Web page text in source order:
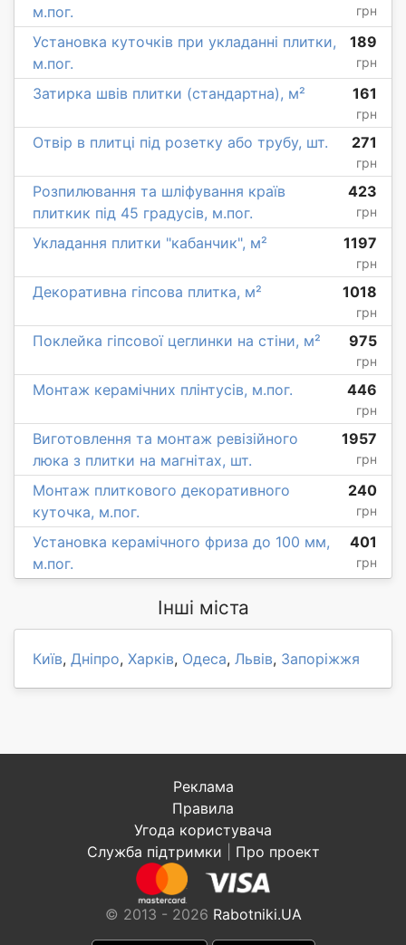
м.пог.
грн
Установка куточків при укладанні плитки,
м.пог.
189
грн
Затирка швів плитки (стандартна), м² 161
грн
Отвір в плитці під розетку або трубу, шт. 271
грн
Розпилювання та шліфування країв
плиткик під 45 градусів, м.пог.
423
грн
Укладання плитки "кабанчик", м² 1197
грн
Декоративна гіпсова плитка, м² 1018
грн
Поклейка гіпсової цеглинки на стіни, м² 975
грн
Монтаж керамічних плінтусів, м.пог. 446
грн
Виготовлення та монтаж ревізійного
люка з плитки на магнітах, шт.
1957
грн
Монтаж плиткового декоративного
куточка, м.пог.
240
грн
Установка керамічного фриза до 100 мм,
м.пог.
401
грн
Інші міста
Київ, Дніпро, Харків, Одеса, Львів, Запоріжжя
Реклама
Правила
Угода користувача
Служба підтримки
Про проект
© 2013 - 2026 Rabotniki.UA